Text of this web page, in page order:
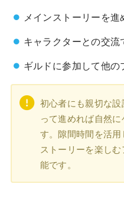
メインストーリーを
キャラクターとの交
ギルドに参加して他
初心者にも親切な
って進めれば自然
す。隙間時間を活
ストーリーを楽し
能です。